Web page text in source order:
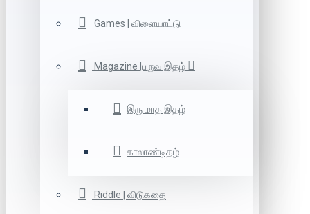
Games | விளையாட்டு
Magazine |பருவ இதழ்
இரு மாத இதழ்
காலாண்டிதழ்
Riddle | விடுகதை